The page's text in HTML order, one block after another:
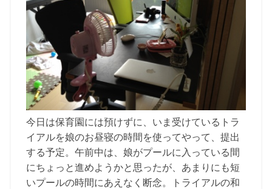
今日は保育園には預けずに、いま受けているトラ
イアルを娘のお昼寝の時間を使ってやって、提出
する予定。午前中は、娘がプールに入っている間
にちょっと進めようかと思ったが、あまりにも短
いプールの時間にあえなく断念。トライアルの和